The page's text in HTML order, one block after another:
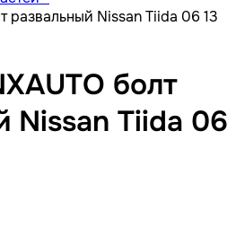
развальный Nissan Tiida 06 13
болт
Nissan Tiida 06